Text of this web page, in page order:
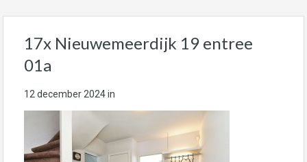
17x Nieuwemeerdijk 19 entree
01a
12 december 2024in